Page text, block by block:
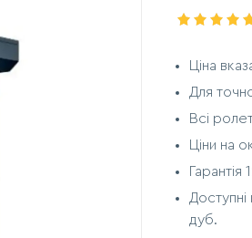
Ціна
Для
Всі
Ціни на
Гарантія
дуб.